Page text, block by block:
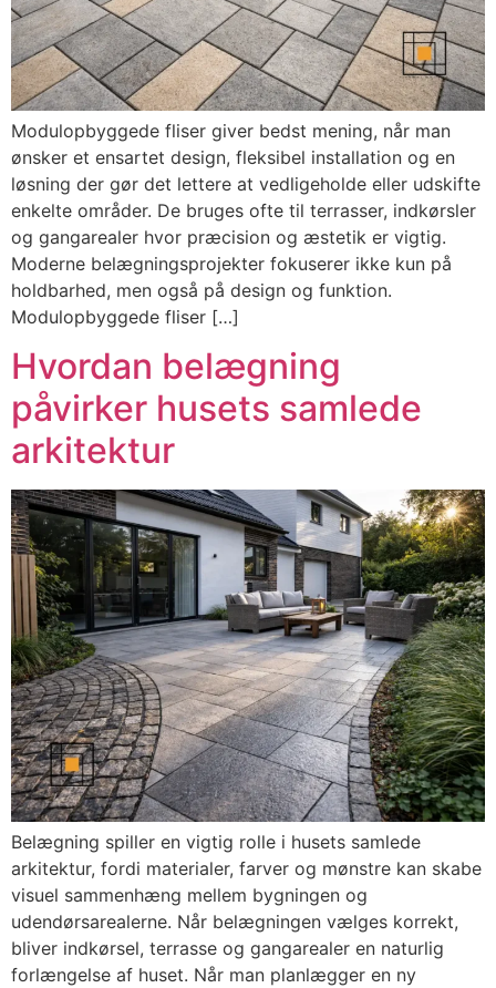
Modulopbyggede fliser giver bedst mening, når man
ønsker et ensartet design, fleksibel installation og en
løsning der gør det lettere at vedligeholde eller udskifte
enkelte områder. De bruges ofte til terrasser, indkørsler
og gangarealer hvor præcision og æstetik er vigtig.
Moderne belægningsprojekter fokuserer ikke kun på
holdbarhed, men også på design og funktion.
Modulopbyggede fliser […]
Hvordan belægning
påvirker husets samlede
arkitektur
Belægning spiller en vigtig rolle i husets samlede
arkitektur, fordi materialer, farver og mønstre kan skabe
visuel sammenhæng mellem bygningen og
udendørsarealerne. Når belægningen vælges korrekt,
bliver indkørsel, terrasse og gangarealer en naturlig
forlængelse af huset. Når man planlægger en ny